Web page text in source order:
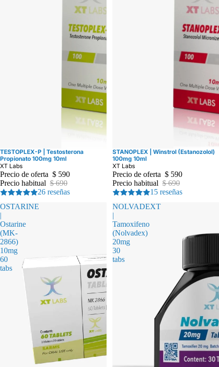
Oferta
TESTOPLEX-P | Testosterona
Propionato 100mg 10ml
XT Labs
Precio de oferta $ 590
Precio habitual $ 690
26 reseñas
Oferta
STANOPLEX | Winstrol (Estanozolol)
100mg 10ml
XT Labs
Precio de oferta $ 590
Precio habitual $ 690
15 reseñas
OSTARINE
|
Ostarine
(MK-
2866)
10mg
60
tabs
NOLVADEXT
|
Tamoxifeno
(Nolvadex)
20mg
30
tabs